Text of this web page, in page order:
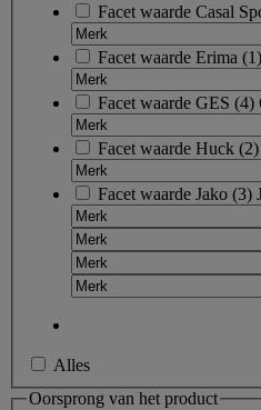
Facet waarde Casal
Facet waarde Erima (1)
Facet waarde GES (4)
Facet waarde Huck (2)
Facet waarde Jako (3)
Alles
Oorsprong van het product